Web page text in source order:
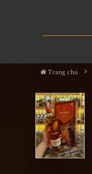
Trang chủ